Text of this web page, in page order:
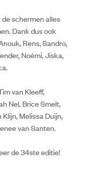
schermen alles
Dank dus ook
Rens, Sandro,
Noémi, Jiska,
van Kleeff,
Nel, Brice Smelt,
Melissa Duijn,
van Santen.
de 34ste editie!